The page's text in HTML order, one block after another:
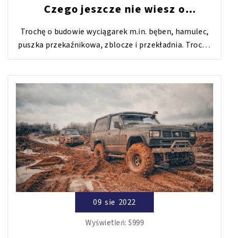
Czego jeszcze nie wiesz o
wyciągarkach
Trochę o budowie wyciągarek m.in. bęben, hamulec,
puszka przekaźnikowa, zblocze i przekładnia. Trochę
o linach do wyciągarek. Na co zwrócić uwagę i czego
09 sie 2022
Wyświetleń: 5999